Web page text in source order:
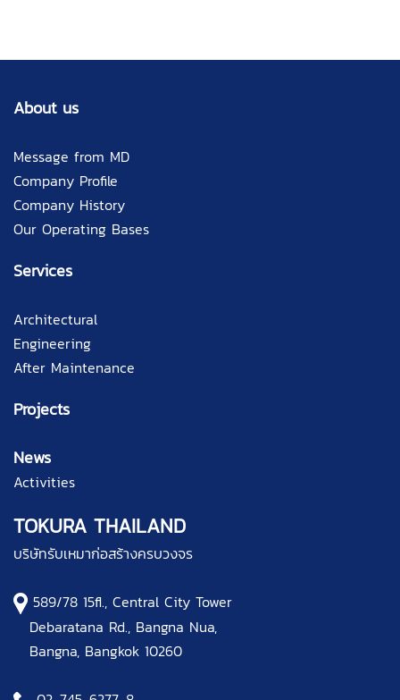
About us
Message from MD
Company Profile
Company History
Our Operating Bases
Services
Architectural
Engineering
After Maintenance
Projects
News
Activities
TOKURA THAILAND
บริษัทรับเหมาก่อสร้างครบวงจร
589/78 15fl., Central City Tower
Debaratana Rd., Bangna Nua,
Bangna, Bangkok 10260